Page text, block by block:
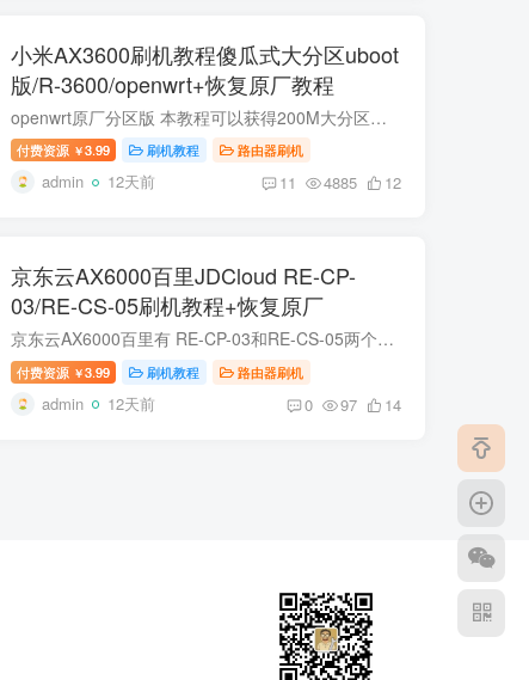
小米AX3600刷机教程傻瓜式大分区uboot
版/R-3600/openwrt+恢复原厂教程
openwrt原厂分区版 本教程可以获得200M大分区！可以装多个插件！嘎嘎香！ 推荐第三方固件 https://wwgf.lanzoue.com/b04q27u8d密码：3l2e 刷机包里面固件是24.10版本。想要最新固件下载地址。这...
付费资源 ￥3.99 刷机教程 路由器刷机
admin 12天前 11 4885 12
京东云AX6000百里JDCloud RE-CP-
03/RE-CS-05刷机教程+恢复原厂
京东云AX6000百里有 RE-CP-03和RE-CS-05两个型号，实际一样，均可以支持刷机 项目规格参数产品型号京东云无线宝 AX6000 百里产品定位家用 Wi-Fi 6 无线路由器 / 分布式 Mesh 路由处理器联发科 M...
付费资源 ￥3.99 刷机教程 路由器刷机
admin 12天前 0 97 14